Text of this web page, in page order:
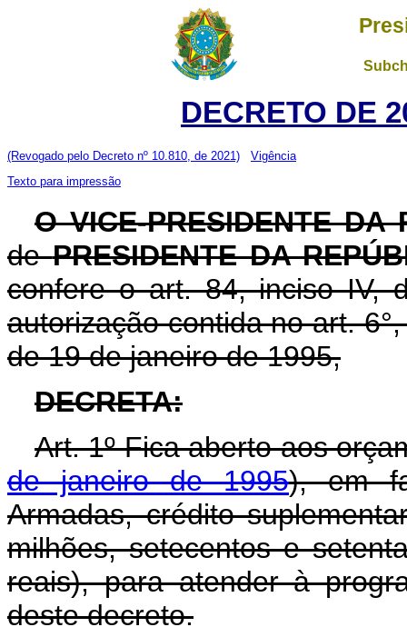
DECRETO DE
(Revogado pelo Decreto nº 10.810, de 2021)
Vigência
Texto para impressão
O VICE-PRESIDENTE DA
dePRESIDENTE DA
confere o art. 84, inciso IV,
autorização contida no art.
de 19 de janeiro de 1995,
DECRETA:
Art. 1º Fica aberto aos
de janeiro de 1995), em
Armadas, crédito
milhões, setecentos e
reais), para atender à
deste decreto.